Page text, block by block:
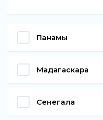
Панамы
Мадагаскара
Сенегала